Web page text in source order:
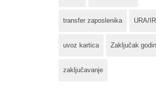
transfer zaposlenika URA/
uvoz kartica Zaključak
zaključavanje